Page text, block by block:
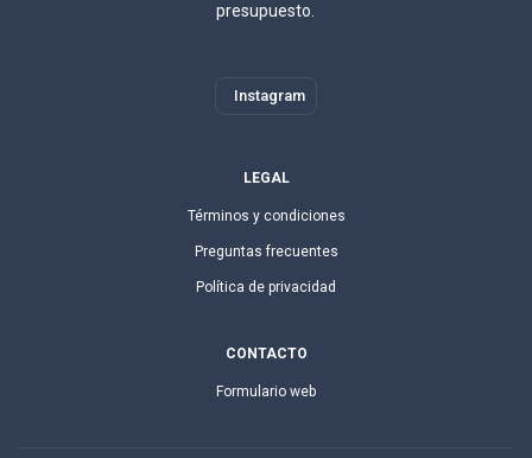
presupuesto.
Instagram
LEGAL
Términos y condiciones
Preguntas frecuentes
Política de privacidad
CONTACTO
Formulario web